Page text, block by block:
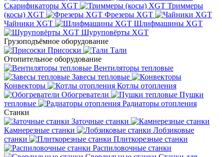
Скарификаторы XGT
Триммеры
(косы) XGT
Фрезеры XGT
Чайники XGT
Шлифмашины XGT
Шуруповёрты XGT
Грузоподъёмное оборудование
Присоски
Тали
Отопительное оборудование
Вентиляторы тепловые
Завесы тепловые
Конвекторы
Котлы отопления
Обогреватели
Пушки
тепловые
Радиаторы отопления
Станки
Заточные станки
Камнерезные станки
Лобзиковые
станки
Плиткорезные станки
Распиловочные станки